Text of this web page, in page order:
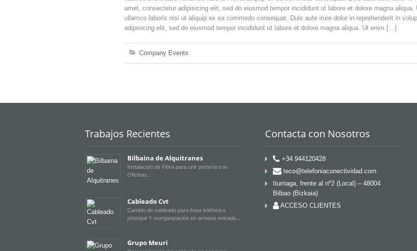
amet, consectetur adipisicing elit, sed do eiusmod tempor incididunt ut labore et dolore magna
ullamco laboris nisi ut aliquip ex ea commodo consequat. Duis aute irure dolor in reprehenderit in
adipisicing elit, sed do eiusmod tempor incididunt ut labore et dolore magna aliqua. Ut enim […]
Company Events
Trabajos Recientes
Bilbaina de Alquitranes
Instalación de Fibra para unir portería con
Oficinas
Cableado Cvt
Cambio de cableado para línea teléfonica
principal Y reorganización en armario entrada
Grupo Meuri
Contacta con Nosotros
+34 944120428
teco@telefoniaconectividad.com
Iturriaga, frente al nº2 (Local) – 48004
Bilbao (Bizkaia)
ACCESO CLIENTES